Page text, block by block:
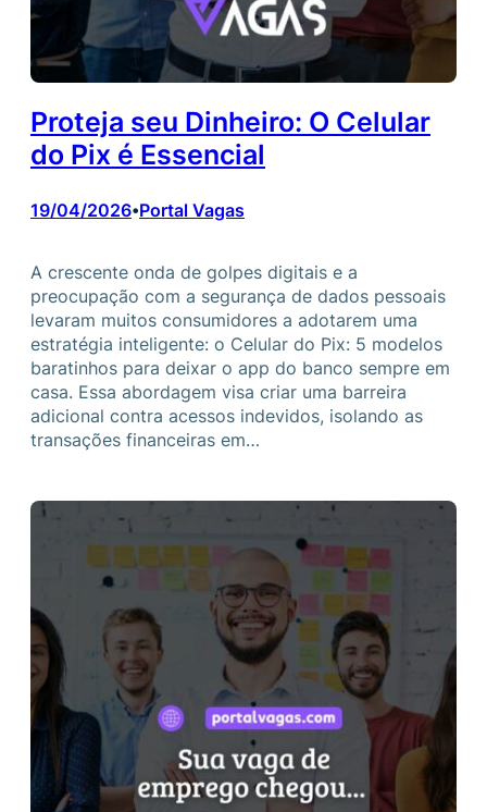
Proteja seu Dinheiro: O Celular
do Pix é Essencial
19/04/2026•Portal Vagas
A crescente onda de golpes digitais e a
preocupação com a segurança de dados pessoais
levaram muitos consumidores a adotarem uma
estratégia inteligente: o Celular do Pix: 5 modelos
baratinhos para deixar o app do banco sempre em
casa. Essa abordagem visa criar uma barreira
adicional contra acessos indevidos, isolando as
transações financeiras em…